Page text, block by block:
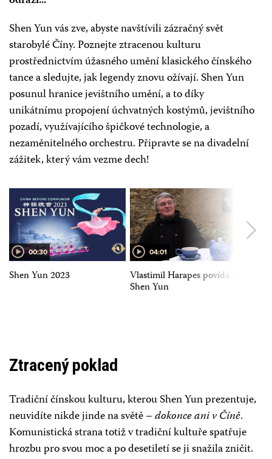
Shen Yun vás zve, abyste navštívili zázračný svět
starobylé Číny. Poznejte ztracenou kulturu
prostřednictvím úžasného umění klasického čínského
tance a sledujte, jak legendy znovu ožívají. Shen Yun
posunul hranice jevištního umění, a to díky
unikátnímu propojení úchvatných kostýmů, jevištního
pozadí, využívajícího špičkové technologie, a
nezaměnitelného orchestru. Připravte se na divadelní
zážitek, který vám vezme dech!
00:30
Shen Yun 2023
04:01
Vlastimil Harapes povídá o
Shen Yun
Ztracený poklad
Tradiční čínskou kulturu, kterou Shen Yun prezentuje,
neuvidíte nikde jinde na světě –dokonce ani v Číně.
Komunistická strana totiž v tradiční kultuře spatřuje
hrozbu pro svou moc a po desetiletí se ji snažila zničit.
neodkazujeme. Takové vstupenky jsou pravděpodobně
CENY
$233.75, $195.74, $157.73, $132.40, $119.73, $107.06
Rozmístění sedadel - obrázek
INFORMACE
Telefonicky:
877-663-7469
Místo konání:
Mon.-Fri.: 12PM-4PM, Tel: 806-792-8339
OBECENSTVO
Dětem mladším 4 let není vstup povolen.
DÉLKA
2 hodiny a 15 minut včetně přestávky
JAK SE DOSTAT NA MÍSTO
MAPA & SMĚRY